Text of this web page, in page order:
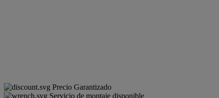
Precio Garantizado
Servicio de montaje disponible